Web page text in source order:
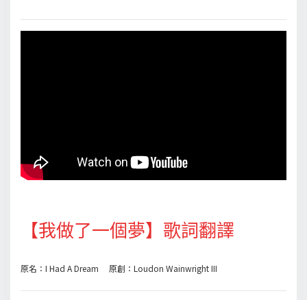
【我做了一個夢】歌詞翻譯
原名：I Had A Dream 原創：Loudon Wainwright III